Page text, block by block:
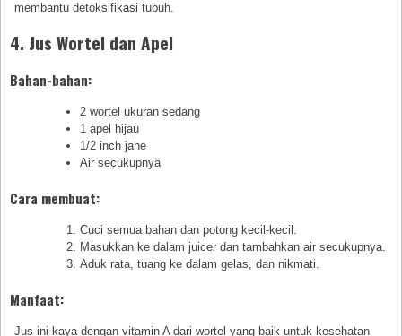
membantu detoksifikasi tubuh.
4. Jus Wortel dan Apel
Bahan-bahan:
2 wortel ukuran sedang
1 apel hijau
1/2 inch jahe
Air secukupnya
Cara membuat:
Cuci semua bahan dan potong kecil-kecil.
Masukkan ke dalam juicer dan tambahkan air secukupnya.
Aduk rata, tuang ke dalam gelas, dan nikmati.
Manfaat:
Jus ini kaya dengan vitamin A dari wortel yang baik untuk kesehatan